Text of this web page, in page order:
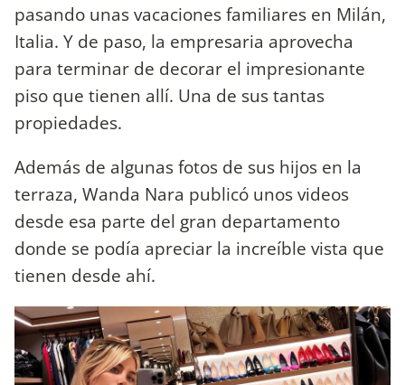
pasando unas vacaciones familiares en Milán,
Italia. Y de paso, la empresaria aprovecha
para terminar de decorar el impresionante
piso que tienen allí. Una de sus tantas
propiedades.
Además de algunas fotos de sus hijos en la
terraza, Wanda Nara publicó unos videos
desde esa parte del gran departamento
donde se podía apreciar la increíble vista que
tienen desde ahí.